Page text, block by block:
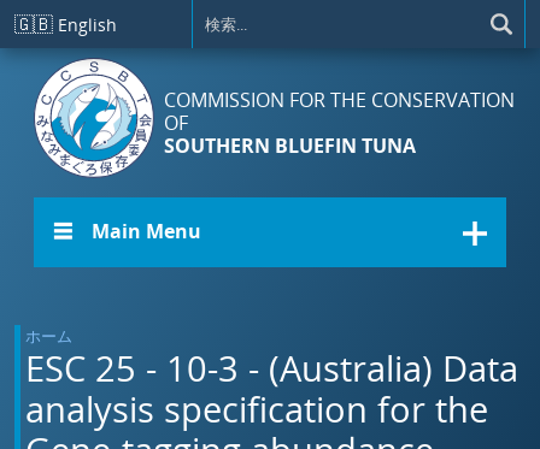
メインコンテンツに移動
🇬🇧 English
COMMISSION FOR THE CONSERVATION
OF
SOUTHERN BLUEFIN TUNA
☰ Main Menu
ホーム
ESC 25 - 10-3 - (Australia) Data
analysis specification for the